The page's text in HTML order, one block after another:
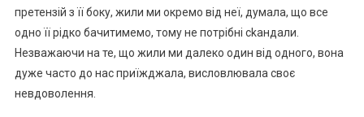
претензій з її боку, жили ми окремо від неї, думала, що все
одно її рідко бачитимемо, тому не потрібні сkандали.
Незважаючи на те, що жили ми далеко один від одного, вона
дуже часто до нас приїжджала, висловлювала своє
невдоволення.